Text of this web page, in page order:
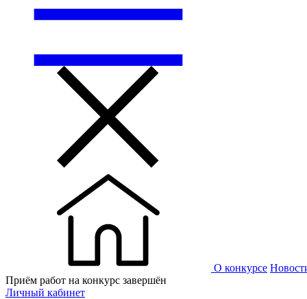
О конкурсе
Приём работ на конкурс завершён
Личный кабинет